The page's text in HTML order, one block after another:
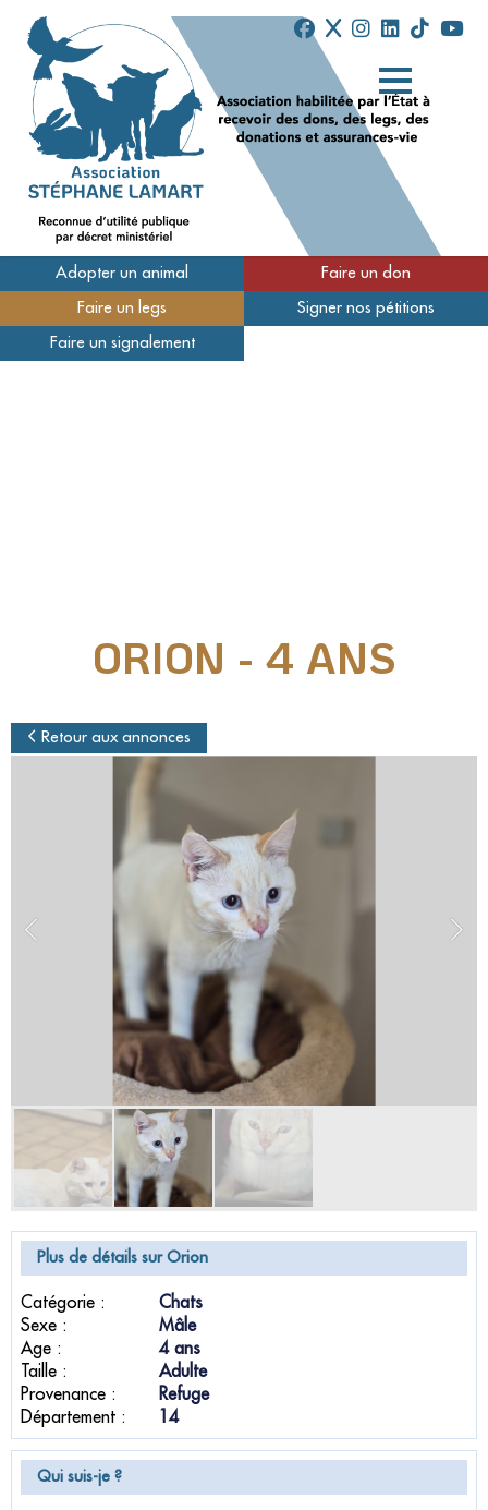
Qui sommes-nous
Nos refuges
Enquêteur
Familles d'accueil
Bénévoles dans nos refuges
Salarié(e) / Stagiaire
Adopter un animal Faire un don
Faire un legs Signer nos pétitions
Faire un signalement
ORION - 4 ANS
Retour aux annonces
Plus de détails sur Orion
Catégorie :
Chats
Sexe :
Mâle
Age :
4 ans
Taille :
Adulte
Provenance :
Refuge
Département :
14
Qui suis-je ?